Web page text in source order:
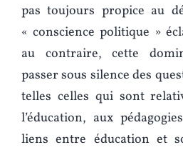
pas toujours propice au
« conscience politique »
au contraire, cette
passer sous silence des
telles celles qui sont
l’éducation, aux
liens entre éducation et